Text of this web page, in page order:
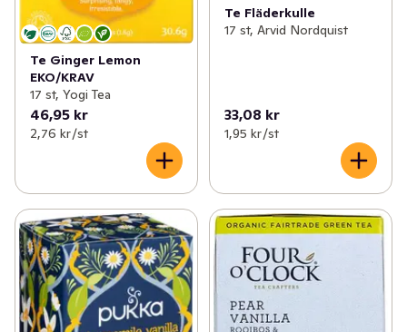
Te Ginger Lemon
EKO/KRAV
17 st, Yogi Tea
46,95 kr
2,76 kr /st
Te Fläderkulle
17 st, Arvid Nordquist
33,08 kr
1,95 kr /st